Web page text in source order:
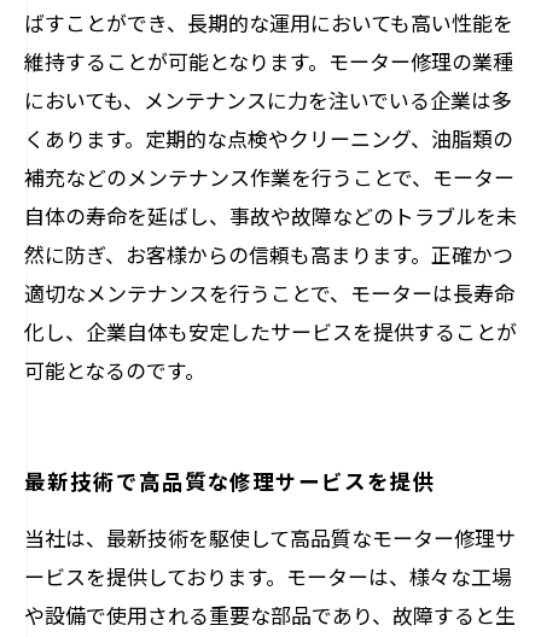
ばすことができ、長期的な運用においても高い性能を
維持することが可能となります。モーター修理の業種
においても、メンテナンスに力を注いでいる企業は多
くあります。定期的な点検やクリーニング、油脂類の
補充などのメンテナンス作業を行うことで、モーター
自体の寿命を延ばし、事故や故障などのトラブルを未
然に防ぎ、お客様からの信頼も高まります。正確かつ
適切なメンテナンスを行うことで、モーターは長寿命
化し、企業自体も安定したサービスを提供することが
可能となるのです。
最新技術で高品質な修理サービスを提供
当社は、最新技術を駆使して高品質なモーター修理サ
ービスを提供しております。モーターは、様々な工場
や設備で使用される重要な部品であり、故障すると生